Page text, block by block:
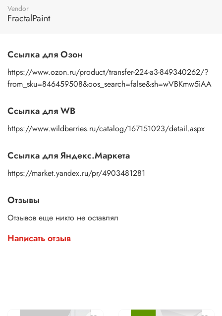
пальцами бумажную основу, сдвигаете ее на себя.
Рисунок остается на изделии. Сразу после нанесения
подойдет акриловый лак на водной основе, матовый,
глянцевый, полуглянцевый.
Vendor
FractalPaint
Ссылка для Озон
https://www.ozon.ru/product/transfer-224-a3-849340262/?
from_sku=846459508&oos_search=false&sh=wVBKmw5iAA
Ссылка для WB
https://www.wildberries.ru/catalog/167151023/detail.aspx
Ссылка для Яндекс.Маркета
https://market.yandex.ru/pr/4903481281
Отзывы
Отзывов еще никто не оставлял
Написать отзыв